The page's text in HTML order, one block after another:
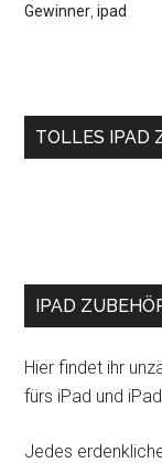
Gewinner ,ipad
TOLLES IPAD
IPAD
Hier findet ihr
fürs iPad und
Jedes